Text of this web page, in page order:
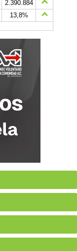
2.390.884
13,8%